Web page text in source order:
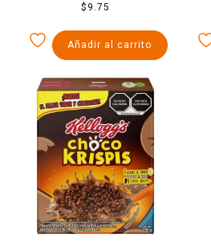
Krispis sabor chocolate
$ 9.75
Añadir al carrito